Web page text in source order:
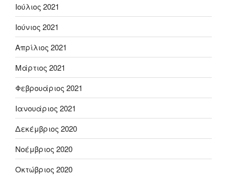
Ιούλιος 2021
Ιούνιος 2021
Απρίλιος 2021
Μάρτιος 2021
Φεβρουάριος 2021
Ιανουάριος 2021
Δεκέμβριος 2020
Νοέμβριος 2020
Οκτώβριος 2020